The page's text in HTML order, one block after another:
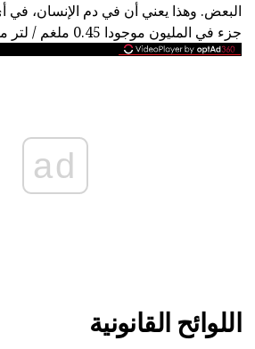
البعض. وهذا يعني أن في دم الإنسان،
جزء في المليون موجودا 0.45 ملغم / لتر من الكحول.
ad
اللوائح القانونية